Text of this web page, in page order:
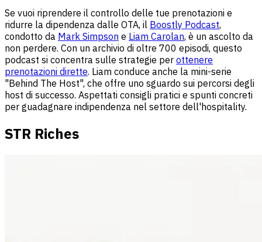
Se vuoi riprendere il controllo delle tue prenotazioni e
ridurre la dipendenza dalle OTA, il Boostly Podcast,
condotto da Mark Simpson e Liam Carolan, è un ascolto da
non perdere. Con un archivio di oltre 700 episodi, questo
podcast si concentra sulle strategie per ottenere
prenotazioni dirette. Liam conduce anche la mini-serie
"Behind The Host", che offre uno sguardo sui percorsi degli
host di successo. Aspettati consigli pratici e spunti concreti
per guadagnare indipendenza nel settore dell'hospitality.
STR Riches